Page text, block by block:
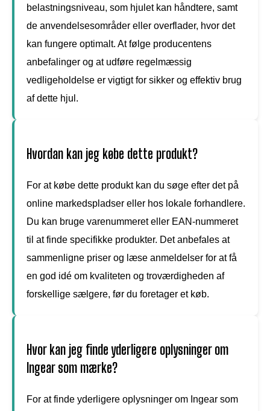
belastningsniveau, som hjulet kan håndtere, samt
de anvendelsesområder eller overflader, hvor det
kan fungere optimalt. At følge producentens
anbefalinger og at udføre regelmæssig
vedligeholdelse er vigtigt for sikker og effektiv brug
af dette hjul.
Hvordan kan jeg købe dette produkt?
For at købe dette produkt kan du søge efter det på
online markedspladser eller hos lokale forhandlere.
Du kan bruge varenummeret eller EAN-nummeret
til at finde specifikke produkter. Det anbefales at
sammenligne priser og læse anmeldelser for at få
en god idé om kvaliteten og troværdigheden af
forskellige sælgere, før du foretager et køb.
Hvor kan jeg finde yderligere oplysninger om
Ingear som mærke?
For at finde yderligere oplysninger om Ingear som